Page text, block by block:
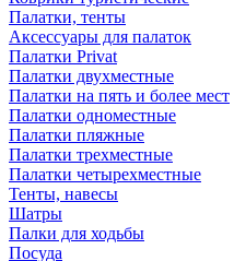
Палатки, тенты
Аксессуары для палаток
Палатки Privat
Палатки двухместные
Палатки на пять и более мест
Палатки одноместные
Палатки пляжные
Палатки трехместные
Палатки четырехместные
Тенты, навесы
Шатры
Палки для ходьбы
Посуда